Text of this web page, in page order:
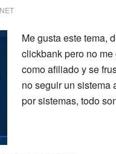
Me gusta este tema,
clickbank pero no
como afiliado y se
no seguir un sistema
por sistemas, todo